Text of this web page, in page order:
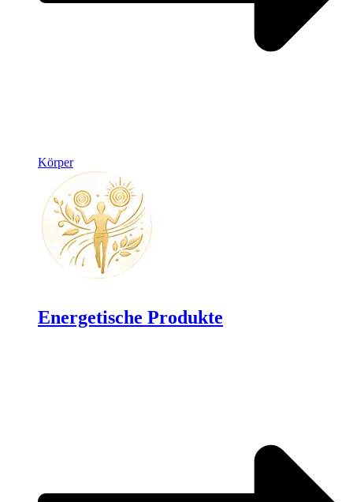
Körper
Energetische Produkte